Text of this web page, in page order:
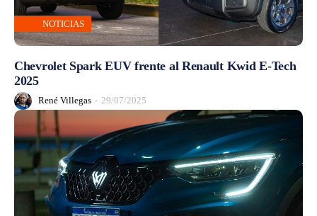
NOTICIAS
Chevrolet Spark EUV frente al Renault Kwid E-Tech
2025
René Villegas - 29/07/2025